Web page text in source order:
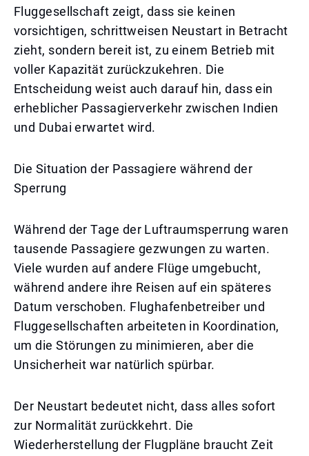
Fluggesellschaft zeigt, dass sie keinen
vorsichtigen, schrittweisen Neustart in Betracht
zieht, sondern bereit ist, zu einem Betrieb mit
voller Kapazität zurückzukehren. Die
Entscheidung weist auch darauf hin, dass ein
erheblicher Passagierverkehr zwischen Indien
und Dubai erwartet wird.
Die Situation der Passagiere während der
Sperrung
Während der Tage der Luftraumsperrung waren
tausende Passagiere gezwungen zu warten.
Viele wurden auf andere Flüge umgebucht,
während andere ihre Reisen auf ein späteres
Datum verschoben. Flughafenbetreiber und
Fluggesellschaften arbeiteten in Koordination,
um die Störungen zu minimieren, aber die
Unsicherheit war natürlich spürbar.
Der Neustart bedeutet nicht, dass alles sofort
zur Normalität zurückkehrt. Die
Wiederherstellung der Flugpläne braucht Zeit